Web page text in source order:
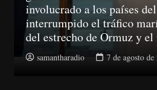
A partir del 11 de agosto,
no podrán llamar a un
obtenido su
samantharadio 7 de agosto de